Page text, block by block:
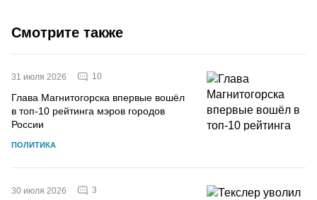
Смотрите также
31 июля 2026 10
Глава Магнитогорска впервые вошёл
в топ-10 рейтинга мэров городов
России
ПОЛИТИКА
30 июля 2026 3